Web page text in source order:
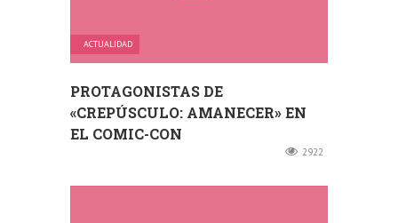
ACTUALIDAD
PROTAGONISTAS DE
«CREPÚSCULO: AMANECER» EN
EL COMIC-CON
2922